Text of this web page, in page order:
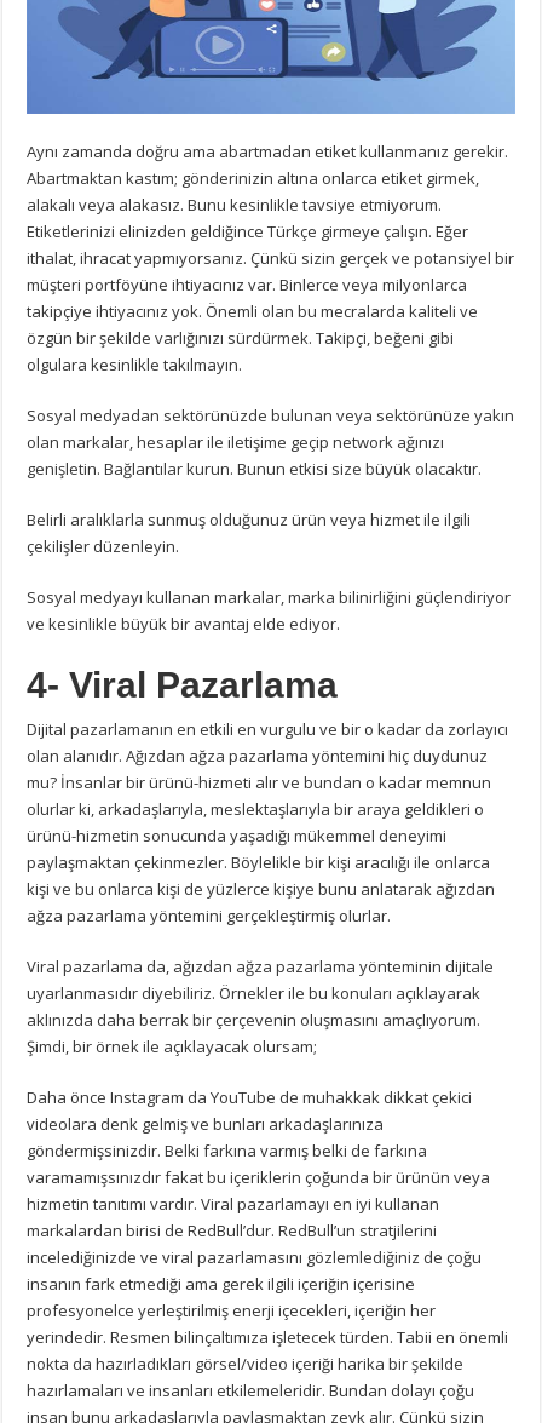
Aynı zamanda doğru ama abartmadan etiket kullanmanız gerekir.
Abartmaktan kastım; gönderinizin altına onlarca etiket girmek,
alakalı veya alakasız. Bunu kesinlikle tavsiye etmiyorum.
Etiketlerinizi elinizden geldiğince Türkçe girmeye çalışın. Eğer
ithalat, ihracat yapmıyorsanız. Çünkü sizin gerçek ve potansiyel bir
müşteri portföyüne ihtiyacınız var. Binlerce veya milyonlarca
takipçiye ihtiyacınız yok. Önemli olan bu mecralarda kaliteli ve
özgün bir şekilde varlığınızı sürdürmek. Takipçi, beğeni gibi
olgulara kesinlikle takılmayın.
Sosyal medyadan sektörünüzde bulunan veya sektörünüze yakın
olan markalar, hesaplar ile iletişime geçip network ağınızı
genişletin. Bağlantılar kurun. Bunun etkisi size büyük olacaktır.
Belirli aralıklarla sunmuş olduğunuz ürün veya hizmet ile ilgili
çekilişler düzenleyin.
Sosyal medyayı kullanan markalar, marka bilinirliğini güçlendiriyor
ve kesinlikle büyük bir avantaj elde ediyor.
4- Viral Pazarlama
Dijital pazarlamanın en etkili en vurgulu ve bir o kadar da zorlayıcı
olan alanıdır. Ağızdan ağza pazarlama yöntemini hiç duydunuz
mu? İnsanlar bir ürünü-hizmeti alır ve bundan o kadar memnun
olurlar ki, arkadaşlarıyla, meslektaşlarıyla bir araya geldikleri o
ürünü-hizmetin sonucunda yaşadığı mükemmel deneyimi
paylaşmaktan çekinmezler. Böylelikle bir kişi aracılığı ile onlarca
kişi ve bu onlarca kişi de yüzlerce kişiye bunu anlatarak ağızdan
ağza pazarlama yöntemini gerçekleştirmiş olurlar.
Viral pazarlama da, ağızdan ağza pazarlama yönteminin dijitale
uyarlanmasıdır diyebiliriz. Örnekler ile bu konuları açıklayarak
aklınızda daha berrak bir çerçevenin oluşmasını amaçlıyorum.
Şimdi, bir örnek ile açıklayacak olursam;
Daha önce Instagram da YouTube de muhakkak dikkat çekici
videolara denk gelmiş ve bunları arkadaşlarınıza
göndermişsinizdir. Belki farkına varmış belki de farkına
varamamışsınızdır fakat bu içeriklerin çoğunda bir ürünün veya
hizmetin tanıtımı vardır. Viral pazarlamayı en iyi kullanan
markalardan birisi de RedBull’dur. RedBull’un stratjilerini
incelediğinizde ve viral pazarlamasını gözlemlediğiniz de çoğu
insanın fark etmediği ama gerek ilgili içeriğin içerisine
profesyonelce yerleştirilmiş enerji içecekleri, içeriğin her
yerindedir. Resmen bilinçaltımıza işletecek türden. Tabii en önemli
nokta da hazırladıkları görsel/video içeriği harika bir şekilde
hazırlamaları ve insanları etkilemeleridir. Bundan dolayı çoğu
insan bunu arkadaşlarıyla paylaşmaktan zevk alır. Çünkü sizin